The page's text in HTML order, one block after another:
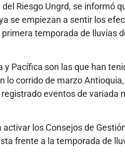
Riesgo Ungrd, se informó
se empiezan a sentir los
temporada de lluvias
y Pacífica son las que han
lo corrido de marzo
eventos de variada
los Consejos de
frente a la temporada de